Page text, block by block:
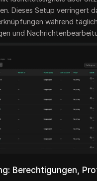
Dieses Setup verringert
während
und
Berechtigungen,